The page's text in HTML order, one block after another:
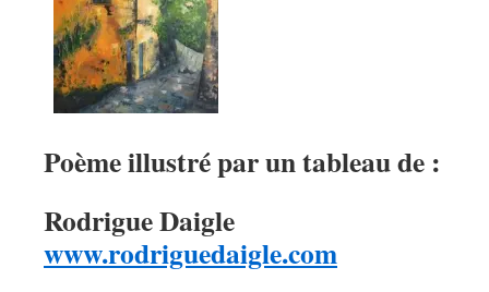
Poème illustré par un tableau de :
Rodrigue Daigle
www.rodriguedaigle.com